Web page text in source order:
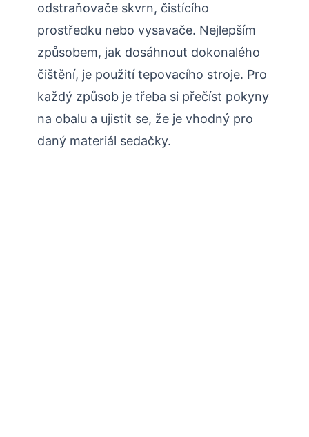
odstraňovače skvrn, čistícího
prostředku nebo vysavače. Nejlepším
způsobem, jak dosáhnout dokonalého
čištění, je použití tepovacího stroje. Pro
každý způsob je třeba si přečíst pokyny
na obalu a ujistit se, že je vhodný pro
daný materiál sedačky.